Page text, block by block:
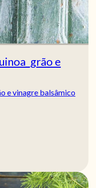
e
e vinagre balsâmico